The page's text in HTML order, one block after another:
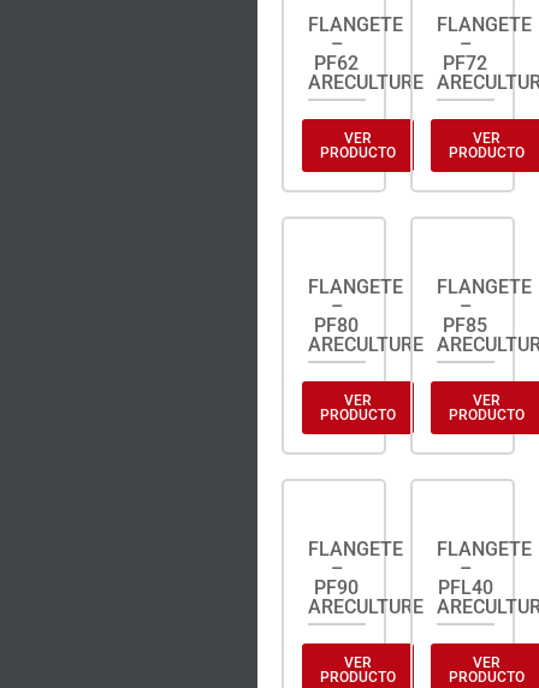
FLANGETE
–
PF62
ARECULTURE
VER
PRODUCTO
FLANGETE
–
PF72
VER
PRODUCTO
FLANGETE
–
PF80
ARECULTURE
VER
PRODUCTO
FLANGETE
–
PF85
VER
PRODUCTO
FLANGETE
–
PF90
ARECULTURE
VER
PRODUCTO
FLANGETE
–
PFL40
VER
PRODUCTO